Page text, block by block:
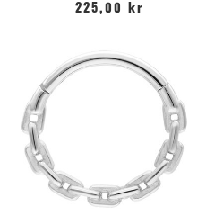
225,00 kr